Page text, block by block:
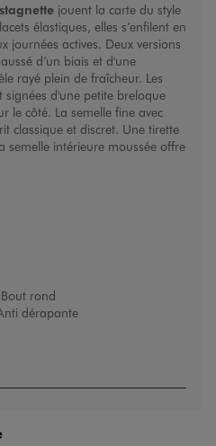
jouent la carte du style
élastiques, elles s’enfilent en
journées actives. Deux versions
d’un biais et d'une
rayé plein de fraîcheur. Les
d'une petite breloque
le côté. La semelle fine avec
classique et discret. Une tirette
semelle intérieure moussée offre
Bout rond
dérapante